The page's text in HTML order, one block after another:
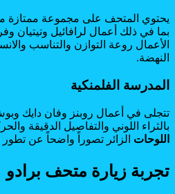
يحتوي المتحف على مجموعة ممتازة
بما في ذلك أعمال لرافائيل وتيتيان
الأعمال روعة التوازن والتناسب
النهضة.
المدرسة الفلمنكية
تتجلى في أعمال روبنز وفان دايك
بالثراء اللوني والتفاصيل الدقيقة
اللوحات الزائر تصوراً واضحاً عن تطور
تجربة زيارة متحف برادو